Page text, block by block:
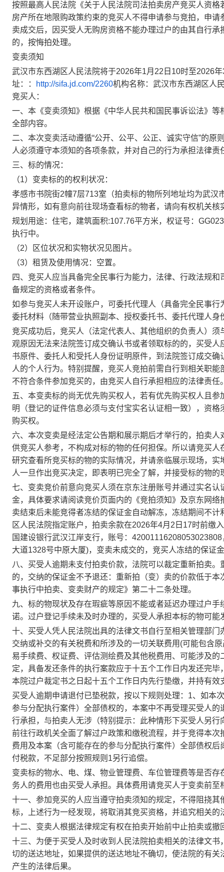
按照最高人民法院《关于人民法院司法拍卖房产竞买人资
房产所在地限购政策约束的竞买人不得申请参与竞拍，申
卖成交后，因买受人无购房资格不能办理过户的由其自行
的，按悔拍处理。
变卖须知
武汉市东西湖区人民法院将于2026年1月22日10时至2026
址： ： http://sifa.jd.com/2260机构名称：武汉市东西湖区人
竞买人：
一、本《变卖须知》根据《中华人民共和国民事诉讼法》
全部内容。
二、本次变卖活动遵循“公开、公平、公正、诚实守信”的原
人必须遵守本须知的各项条款，并对自己的行为承担法律责
三、标的情况：
（1）变卖标的的权利状况：
孝感市书院街2幢7层713室（拍卖标的物所列地址均为武汉
异情形，如有意向前往现场查看标的物者，请向有权机关核
规划用途：住宅，建筑面积:107.76平方米，权证号：
执行中。
（2）区位状况和实物状况见图片。
（3）租赁及使用情况：空置。
四、 竞买人应当具备完全民事行为能力，法律、行政法规
备规定的资格或者条件。
如参与竞买人未开设账户，可委托代理人（具备完全民事
委托材料（随带营业执照副本、授权委托书、委托代理人
竞买成功后，竞买人（法定代表人、其他组织的负责人）
观原因无法来法院签订成交确认书或者领取标的的，买受
书原件、委托人和受托人身份证明原件，到法院签订成交
人的个人行为。 特别提醒，竞买人竞拍前需自行到相关职能
不符合条件参加竞买的，由竞买人自行承担相应的法律责任
五、 本变卖标的尚无优先购买权人，若有优先购买权人且参
明（登记的证件信息必须与支付宝实名认证相一致），资
购买权。
六、本次变卖是经法定公告期和展示期后才举行的，拍卖
供竞买人参考，不构成对标的物的任何担保。所以请竞买
研究查看所竞买标的物的实际情况，并请亲临展示现场，
人一旦作出竞买决定，即表明已完全了解，并接受标的物
七、变卖竞价前意向竞买人须在京东注册账号并通过实名
金，具体要求请阅读竞价页面内的《竞拍须知》及京东网
卖结束后未能竞得者冻结的保证金自动解冻，冻结期间不
区人民法院指定账户，拍卖余款在2026年4月2日17时前缴
国建设银行武汉江岸支行，账号： 42001116208053023808
大道1328号中原大厦)，变卖未成交的，竞买人冻结的保证
八、买受人逾期未支付拍卖价款，法院可以裁定重新拍卖
的，交纳的保证金不予退还：重新拍（变）卖的价款低于
事执行中拍卖、变卖财产的规定》第二十二条处理。
九、标的物现状及存在瑕疵等原因不能或者延迟办理过户
诺。 过户登记手续未及时办理的，买受人承担本标的物可能
十、 买受人凭人民法院出具的法律文书自行至相关管理部门
交纳或补交的有关税费和所涉及的一切关联费用 (可能包含
易手续费、权证费、评估测绘费及其他税费用、可能涉及的
定，具备发还条件的执行案款应于十五个工作日内发还完毕
本院过户裁定书之日起十五个工作日内先行垫缴，并持有效
买受人逾期申请退付已垫税款，按以下规则处理： 1、如本
参与分配执行案件）全部债权的，本案中不再受理买受人
行承担，与拍卖人无涉 （特别提示：此种情形下买受人另
前往行政机关全面了解过户政策和缴税流程，并于竞得本次
费用及本案（含可能存在的参与分配执行案件）全部债权
付税款，不足部分按照规则1另行追偿。
变卖标的物水、电、煤、物业管理费、车位管理费等是否存
务人的费用也由买受人承担。具体费用请竞买人于变卖前至
十一、参加竞买的人应当遵守拍卖须知的规定，不得阻挠
标，上述行为一经发现，将取消其竞买资格，并追究相关的
十二、变卖人根据法律规定有权在拍卖开始前中止拍卖或撤
十三、为便于买受人及时收到人民法院拍卖相关的法律文
切的送达地址，如果提供的送达地址不确切，使法院的有
产生的法律后果。